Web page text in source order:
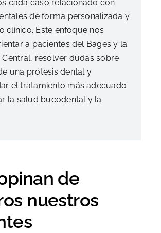
cada caso relacionado con
de forma personalizada y
clínico. Este enfoque nos
a pacientes del Bages y la
Central, resolver dudas sobre
una prótesis dental y
el tratamiento más adecuado
la salud bucodental y la
de
nuestros